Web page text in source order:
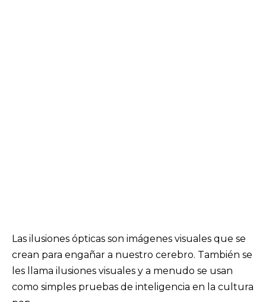
Las ilusiones ópticas son imágenes visuales que se
crean para engañar a nuestro cerebro. También se
les llama ilusiones visuales y a menudo se usan
como simples pruebas de inteligencia en la cultura